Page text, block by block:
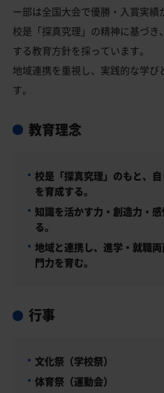
ー部は全国大会で優勝・入賞実績
校是「探真究理」の精神に基づ
する教育方針を採っています。
地域連携を重視し、実践的な学
す。
教育理念
校是「探真究理」のもと、
を育成する。
知識を活かす力・創造力・
る。
地域と連携し、進学・就職
門力を育む。
行事
文化祭（学校祭）
体育祭（運動会）